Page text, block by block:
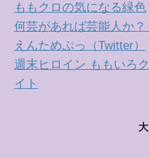
ももクロの気になる緑色
何芸があれば芸能人か？
えんためぷっ（Twitter）
週末ヒロイン ももいろ
イト